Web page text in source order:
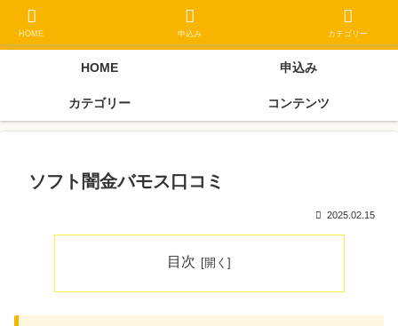
金クローネにご相談ください
HOME 申込み
カテゴリー コンテンツ
ソフト闇金バモス口コミ
2025.02.15
目次
HOME 申込み カテゴリー